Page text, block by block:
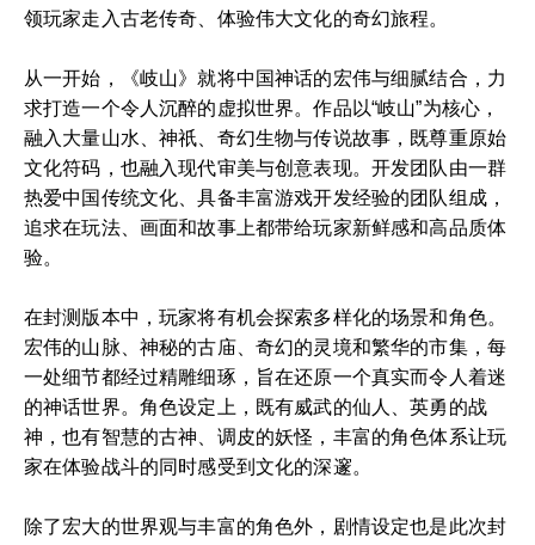
领玩家走入古老传奇、体验伟大文化的奇幻旅程。
从一开始，《岐山》就将中国神话的宏伟与细腻结合，力
求打造一个令人沉醉的虚拟世界。作品以“岐山”为核心，
融入大量山水、神祇、奇幻生物与传说故事，既尊重原始
文化符码，也融入现代审美与创意表现。开发团队由一群
热爱中国传统文化、具备丰富游戏开发经验的团队组成，
追求在玩法、画面和故事上都带给玩家新鲜感和高品质体
验。
在封测版本中，玩家将有机会探索多样化的场景和角色。
宏伟的山脉、神秘的古庙、奇幻的灵境和繁华的市集，每
一处细节都经过精雕细琢，旨在还原一个真实而令人着迷
的神话世界。角色设定上，既有威武的仙人、英勇的战
神，也有智慧的古神、调皮的妖怪，丰富的角色体系让玩
家在体验战斗的同时感受到文化的深邃。
除了宏大的世界观与丰富的角色外，剧情设定也是此次封